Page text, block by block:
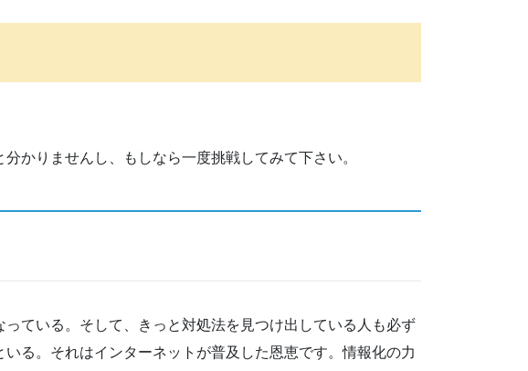
かりませんし、もしなら一度挑戦してみて下さい。
ている。そして、きっと対処法を見つけ出している人も必ず
る。それはインターネットが普及した恩恵です。情報化の力